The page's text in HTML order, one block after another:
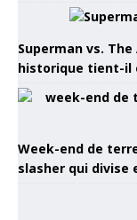
Superman vs.
historique tient-il
Week-end de
slasher qui divise